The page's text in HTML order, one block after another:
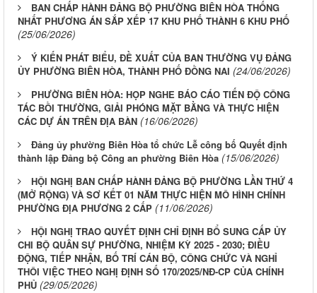
BAN CHẤP HÀNH ĐẢNG BỘ PHƯỜNG BIÊN HÒA THỐNG
NHẤT PHƯƠNG ÁN SẮP XẾP 17 KHU PHỐ THÀNH 6 KHU PHỐ
(25/06/2026)
Ý KIẾN PHÁT BIỂU, ĐỀ XUẤT CỦA BAN THƯỜNG VỤ ĐẢNG
ỦY PHƯỜNG BIÊN HÒA, THÀNH PHỐ ĐỒNG NAI (24/06/2026)
PHƯỜNG BIÊN HÒA: HỌP NGHE BÁO CÁO TIẾN ĐỘ CÔNG
TÁC BỒI THƯỜNG, GIẢI PHÓNG MẶT BẰNG VÀ THỰC HIỆN
CÁC DỰ ÁN TRÊN ĐỊA BÀN (16/06/2026)
Đảng ủy phường Biên Hòa tổ chức Lễ công bố Quyết định
thành lập Đảng bộ Công an phường Biên Hòa (15/06/2026)
HỘI NGHỊ BAN CHẤP HÀNH ĐẢNG BỘ PHƯỜNG LẦN THỨ 4
(MỞ RỘNG) VÀ SƠ KẾT 01 NĂM THỰC HIỆN MÔ HÌNH CHÍNH
PHƯỜNG ĐỊA PHƯƠNG 2 CẤP (11/06/2026)
HỘI NGHỊ TRAO QUYẾT ĐỊNH CHỈ ĐỊNH BỔ SUNG CẤP ỦY
CHI BỘ QUÂN SỰ PHƯỜNG, NHIỆM KỲ 2025 - 2030; ĐIỀU
ĐỘNG, TIẾP NHẬN, BỐ TRÍ CÁN BỘ, CÔNG CHỨC VÀ NGHỈ
THÔI VIỆC THEO NGHỊ ĐỊNH SỐ 170/2025/NĐ-CP CỦA CHÍNH
PHỦ (29/05/2026)